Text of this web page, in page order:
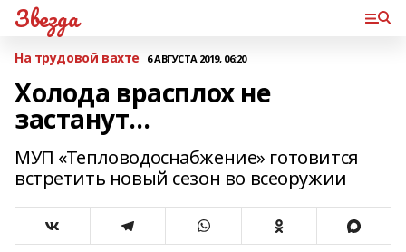
Звезда
На трудовой вахте 6 АВГУСТА 2019, 06:20
Холода врасплох не
застанут…
МУП «Тепловодоснабжение» готовится
встретить новый сезон во всеоружии